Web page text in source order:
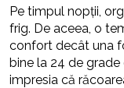
Pe timpul nopții,
frig. De aceea, o
confort decât una
bine la 24 de grade
impresia că